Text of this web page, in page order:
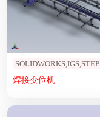
SOLIDWORKS,IGS,STEP
焊接变位机